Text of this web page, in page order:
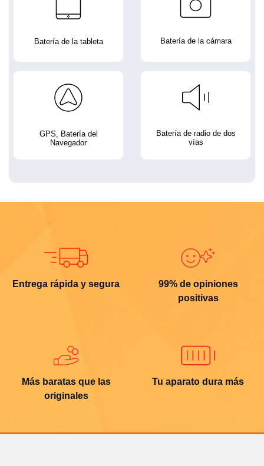
Batería de la tableta Batería de la cámara
GPS, Batería del
Navegador
Batería de radio de dos
vías
Entrega rápida y segura
99% de opiniones
positivas
Más baratas que las
originales
Tu aparato dura más